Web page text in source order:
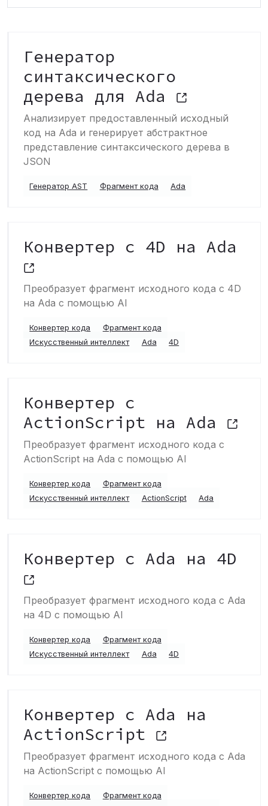
Генератор
синтаксического
дерева для Ada
Анализирует предоставленный исходный
код на Ada и генерирует абстрактное
представление синтаксического дерева в
JSON
Генератор AST Фрагмент кода Ada
Конвертер с 4D на Ada
Преобразует фрагмент исходного кода с 4D
на Ada с помощью AI
Конвертер кода
Фрагмент кода
Искусственный интеллект
Ada 4D
Конвертер с
ActionScript на Ada
Преобразует фрагмент исходного кода с
ActionScript на Ada с помощью AI
Конвертер кода
Фрагмент кода
Искусственный интеллект
ActionScript Ada
Конвертер с Ada на 4D
Преобразует фрагмент исходного кода с Ada
на 4D с помощью AI
Конвертер кода
Фрагмент кода
Искусственный интеллект
Ada 4D
Конвертер с Ada на
ActionScript
Преобразует фрагмент исходного кода с Ada
на ActionScript с помощью AI
Конвертер кода
Фрагмент кода